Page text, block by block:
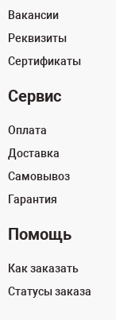
Вакансии
Реквизиты
Сертификаты
Сервис
Оплата
Доставка
Самовывоз
Гарантия
Помощь
Как заказать
Статусы заказа